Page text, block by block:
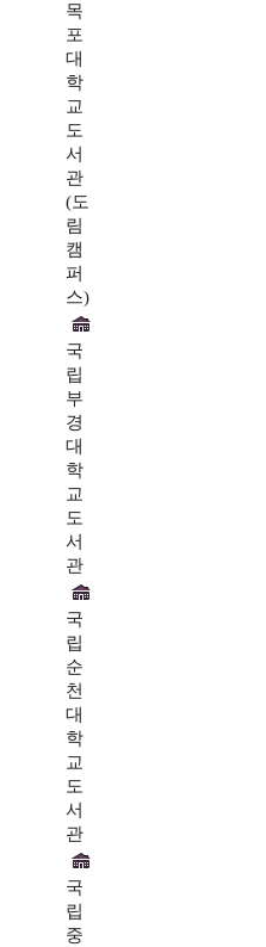
목
포
대
학
교
도
서
관
(도
림
캠
퍼
스)
국
립
부
경
대
학
교
도
서
관
국
립
순
천
대
학
교
도
서
관
국
립
중